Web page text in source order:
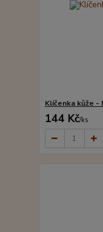
Klíčenka kůže -
144 Kč/ks